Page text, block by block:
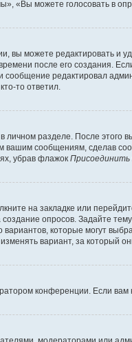
«Вы можете голосовать в
можете редактировать и
после его создания.
редактировал
то ответил.
разделе. После этого
сообщениям, сделав
убрав флажок Присоединить
на закладке или
опросов. Задайте
вариантов, которые могут
вариант, за который
конференции. Если